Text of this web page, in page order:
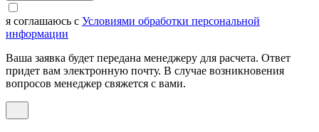
я соглашаюсь с Условиями обработки персональной
информации
Ваша заявка будет передана менеджеру для расчета. Ответ
придет вам электронную почту. В случае возникновения
вопросов менеджер свяжется с вами.